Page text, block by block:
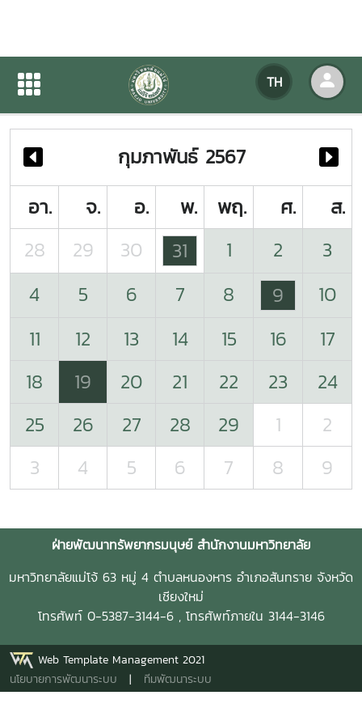
TH
ปฏิทินกิจกรรมของหน่วยงาน
ปฏิทินกิจกรรมของหน่วยงาน
กุมภาพันธ์ 2567
อา.
จ. อ. พ. พฤ. ศ.
ส.
28
29 30 31 1 2
3
4
5 6 7 8 9
10
11
12 13 14 15 16
17
18
19 20 21 22 23
24
25
26 27 28 29 1
2
3
4 5 6 7 8 9
ฝ่ายพัฒนาทรัพยากรมนุษย์ สำนักงานมหาวิทยาลัย
มหาวิทยาลัยแม่โจ้ 63 หมู่ 4 ตำบลหนองหาร อำเภอสันทราย จังหวัด
เชียงใหม่
โทรศัพท์ 0-5387-3144-6 , โทรศัพท์ภายใน 3144-3146
Web Template Management 2021
นโยบายการพัฒนาระบบ | ทีมพัฒนาระบบ